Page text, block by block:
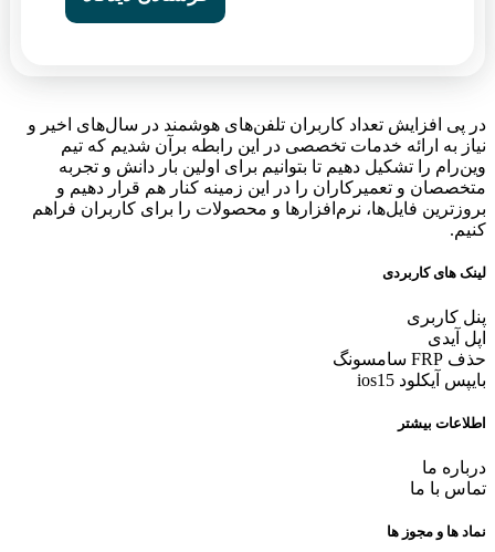
در پی افزایش تعداد کاربران تلفن‌های هوشمند در سال‌های اخیر و
نیاز به ارائه خدمات تخصصی در این رابطه برآن شدیم که تیم
وین‌رام را تشکیل دهیم تا بتوانیم برای اولین بار دانش و تجربه
متخصصان و تعمیرکاران را در این زمینه کنار هم قرار دهیم و
بروزترین فایل‌ها، نرم‌افزارها و محصولات را برای کاربران فراهم
کنیم.
لینک های کاربردی
پنل کاربری
اپل آیدی
حذف FRP سامسونگ
بایپس آیکلود ios15
اطلاعات بیشتر
درباره ما
تماس با ما
نماد ها و مجوز ها